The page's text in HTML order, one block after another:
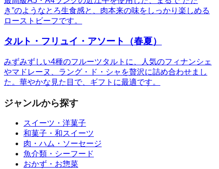
き”のようなとろ生食感と、肉本来の味をしっかり楽しめる
ローストビーフです。
タルト・フリュイ・アソート（春夏）
みずみずしい4種のフルーツタルトに、人気のフィナンシェ
やマドレーヌ、ラング・ド・シャを贅沢に詰め合わせまし
た。華やかな見た目で、ギフトに最適です。
ジャンルから探す
スイーツ・洋菓子
和菓子・和スイーツ
肉・ハム・ソーセージ
魚介類・シーフード
おかず・お惣菜